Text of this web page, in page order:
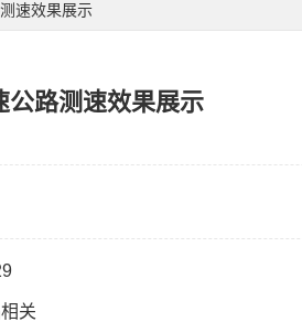
速效果展示
公路测速效果展示
关